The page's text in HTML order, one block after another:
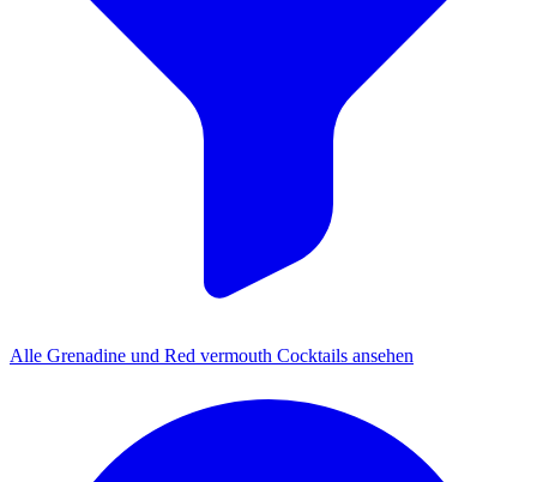
Alle Grenadine und Red vermouth Cocktails ansehen